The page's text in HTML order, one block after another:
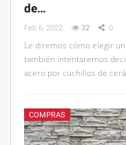
de…
Feb 6, 2022 32 0
Le diremos cómo elegir
también intentaremos
acero por cuchillos de
COMPRAS